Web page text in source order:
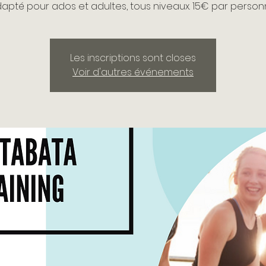
pour ados et adultes, tous niveaux. 15€ par
Les inscriptions sont closes
Voir d'autres événements